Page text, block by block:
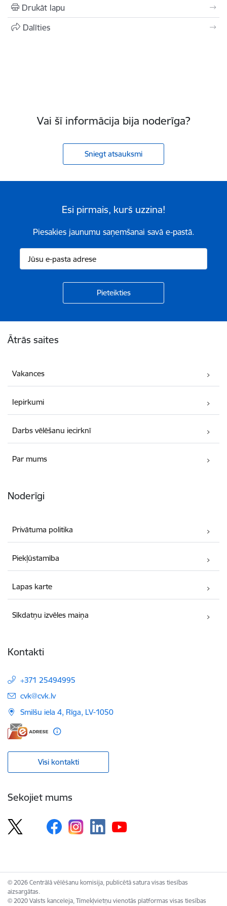
Drukāt lapu
Dalīties
Vai šī informācija bija noderīga?
Sniegt atsauksmi
Esi pirmais, kurš uzzina!
Piesakies jaunumu saņemšanai savā e-pastā.
Ātrās saites
Vakances
Iepirkumi
Darbs vēlēšanu iecirknī
Par mums
Noderīgi
Privātuma politika
Piekļūstamība
Lapas karte
Sīkdatņu izvēles maiņa
Kontakti
+371 25494995
E-pasts:
cvk@cvk.lv
Smilšu iela 4, Rīga, LV-1050
Visi kontakti
Sekojiet mums
© 2026 Centrālā vēlēšanu komisija, publicētā satura visas tiesības
aizsargātas.
© 2020 Valsts kanceleja, Tīmekļvietņu vienotās platformas visas tiesības